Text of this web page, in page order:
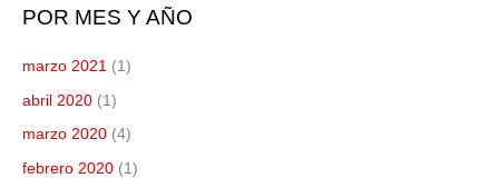
POR MES Y AÑO
marzo 2021 (1)
abril 2020 (1)
marzo 2020 (4)
febrero 2020 (1)